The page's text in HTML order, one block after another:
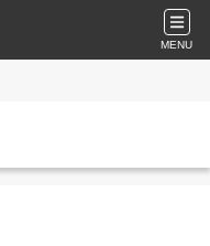
MENU